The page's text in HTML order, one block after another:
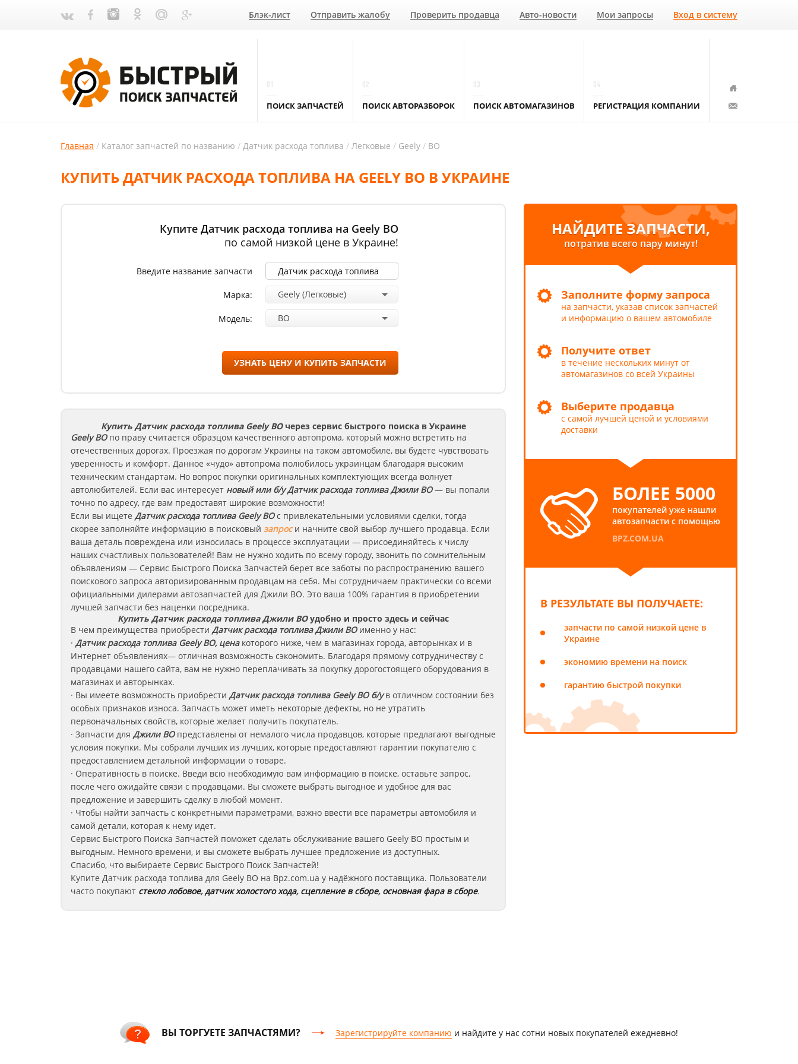
Блэк-лист Отправить жалобу Проверить продавца Авто-новости Мои запросы Вход в систему
ПОИСК ЗАПЧАСТЕЙ ПОИСК АВТОРАЗБОРОК ПОИСК АВТОМАГАЗИНОВ РЕГИСТРАЦИЯ КОМПАНИИ
Главная Каталог запчастей по названию Датчик расхода топлива Легковые Geely BO
КУПИТЬ ДАТЧИК РАСХОДА ТОПЛИВА НА GEELY BO В УКРАИНЕ
Купите Датчик расхода топлива на Geely BO
по самой низкой цене в Украине!
Введите название запчасти
Марка: Geely (Легковые)
Модель: BO
УЗНАТЬ ЦЕНУ И КУПИТЬ ЗАПЧАСТИ
Купить Датчик расхода топлива Geely BO через сервис быстрого поиска в Украине
GeelyBOпо праву считается образцом качественного автопрома, который можно встретить на
отечественных дорогах. Проезжая по дорогам Украины на таком автомобиле, вы будете чувствовать
уверенность и комфорт. Данное «чудо» автопрома полюбилось украинцам благодаря высоким
техническим стандартам. Но вопрос покупки оригинальных комплектующих всегда волнует
автолюбителей. Если вас интересует новый или б/у Датчик расхода топливаДжилиBO— вы попали
точно по адресу, где вам предоставят широкие возможности!
Если вы ищете Датчик расхода топливаGeelyBOс привлекательными условиями сделки, тогда
скорее заполняйте информацию в поисковый запроси начните свой выбор лучшего продавца. Если
ваша деталь повреждена или износилась в процессе эксплуатации — присоединяйтесь к числу
наших счастливых пользователей! Вам не нужно ходить по всему городу, звонить по сомнительным
объявлениям — Сервис Быстрого Поиска Запчастей берет все заботы по распространению вашего
поискового запроса авторизированным продавцам на себя. Мы сотрудничаем практически со всеми
официальными дилерами автозапчастей для Джили BO. Это ваша 100% гарантия в приобретении
лучшей запчасти без наценки посредника.
Купить Датчик расхода топлива Джили BO удобно и просто здесь и сейчас
В чем преимущества приобрести Датчик расхода топливаДжилиBOименно у нас:
· Датчик расхода топлива Geely BO, цена которого ниже, чем в магазинах города, авторынках и в
Интернет объявлениях— отличная возможность сэкономить. Благодаря прямому сотрудничеству с
продавцами нашего сайта, вам не нужно переплачивать за покупку дорогостоящего оборудования в
магазинах и авторынках.
· Вы имеете возможность приобрести Датчик расхода топлива Geely BO б/ув отличном состоянии без
особых признаков износа. Запчасть может иметь некоторые дефекты, но не утратить
первоначальных свойств, которые желает получить покупатель.
· Запчасти для Джили BOпредставлены от немалого числа продавцов, которые предлагают выгодные
условия покупки. Мы собрали лучших из лучших, которые предоставляют гарантии покупателю с
предоставлением детальной информации о товаре.
· Оперативность в поиске. Введи всю необходимую вам информацию в поиске, оставьте запрос,
после чего ожидайте связи с продавцами. Вы сможете выбрать выгодное и удобное для вас
предложение и завершить сделку в любой момент.
· Чтобы найти запчасть с конкретными параметрами, важно ввести все параметры автомобиля и
самой детали, которая к нему идет.
Сервис Быстрого Поиска Запчастей поможет сделать обслуживание вашего Geely BO простым и
выгодным. Немного времени, и вы сможете выбрать лучшее предложение из доступных.
Спасибо, что выбираете Сервис Быстрого Поиск Запчастей!
Купите Датчик расхода топлива для Geely BO на Bpz.com.ua у надёжного поставщика. Пользователи
часто покупают стекло лобовое,датчик холостого хода, сцепление в сборе, основная фара в сборе.
НАЙДИТЕ ЗАПЧАСТИ,
потратив всего пару минут!
Заполните форму запроса
на запчасти, указав список запчастей
и информацию о вашем автомобиле
Получите ответ
в течение нескольких минут от
автомагазинов со всей Украины
Выберите продавца
с самой лучшей ценой и условиями
доставки
БОЛЕЕ 5000
покупателей уже нашли
автозапчасти с помощью
BPZ.COM.UA
В РЕЗУЛЬТАТЕ ВЫ ПОЛУЧАЕТЕ:
запчасти по самой низкой цене в
Украине
экономию времени на поиск
гарантию быстрой покупки
ВЫ ТОРГУЕТЕ ЗАПЧАСТЯМИ? Зарегистрируйте компанию и найдите у нас сотни новых покупателей ежедневно!